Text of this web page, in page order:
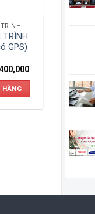
TRÌNH
GPS)
HÀNG